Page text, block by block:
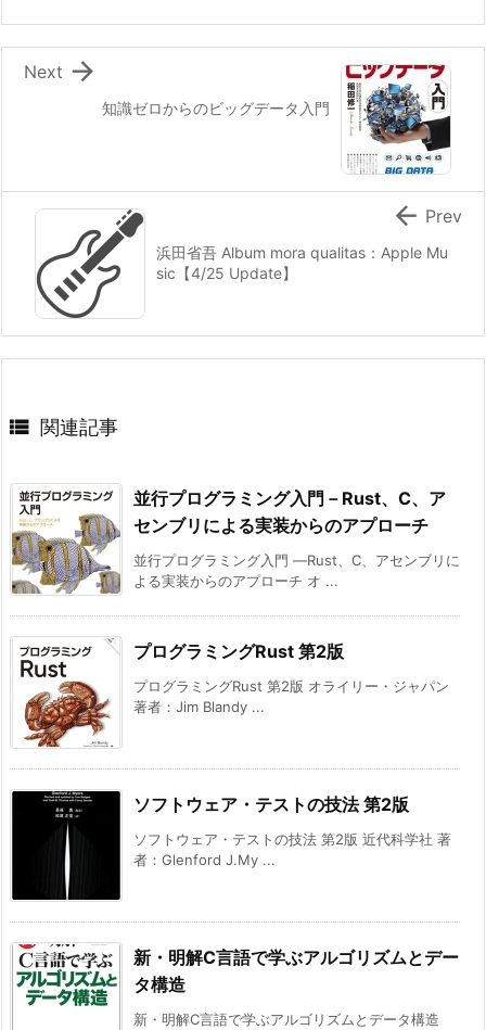
知識ゼロからのビッグデータ入門

Next
浜田省吾 Album mora qualitas：Apple Mu
sic【4/25 Update】
 Prev
 関連記事
並行プログラミング入門－Rust、C、ア
センブリによる実装からのアプローチ
並行プログラミング入門 ―Rust、C、アセンブリに
よる実装からのアプローチ オ ...
プログラミングRust 第2版
プログラミングRust 第2版 オライリー・ジャパン
著者：Jim Blandy ...
ソフトウェア・テストの技法 第2版
ソフトウェア・テストの技法 第2版 近代科学社 著
者：Glenford J.My ...
新・明解C言語で学ぶアルゴリズムとデー
タ構造
新・明解C言語で学ぶアルゴリズムとデータ構造